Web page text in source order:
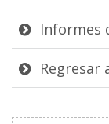
Informes
Regresar